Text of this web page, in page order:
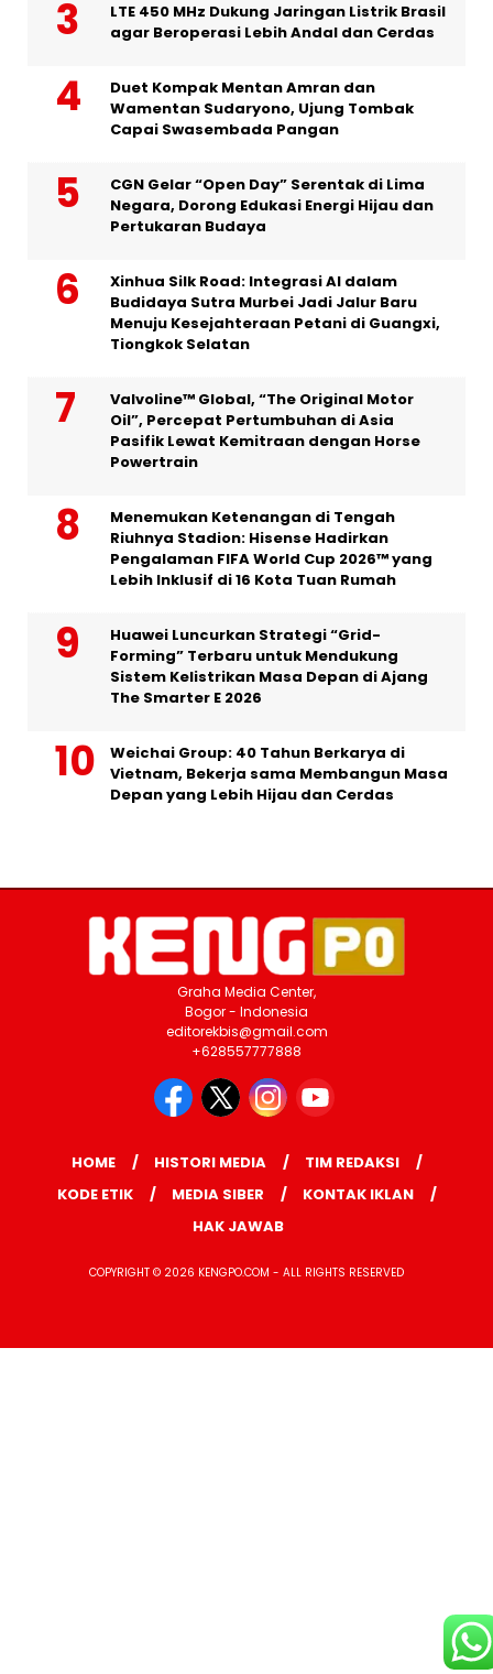
LTE 450 MHz Dukung Jaringan Listrik Brasil
agar Beroperasi Lebih Andal dan Cerdas
Duet Kompak Mentan Amran dan
Wamentan Sudaryono, Ujung Tombak
Capai Swasembada Pangan
CGN Gelar “Open Day” Serentak di Lima
Negara, Dorong Edukasi Energi Hijau dan
Pertukaran Budaya
Xinhua Silk Road: Integrasi AI dalam
Budidaya Sutra Murbei Jadi Jalur Baru
Menuju Kesejahteraan Petani di Guangxi,
Tiongkok Selatan
Valvoline™ Global, “The Original Motor
Oil”, Percepat Pertumbuhan di Asia
Pasifik Lewat Kemitraan dengan Horse
Powertrain
Menemukan Ketenangan di Tengah
Riuhnya Stadion: Hisense Hadirkan
Pengalaman FIFA World Cup 2026™ yang
Lebih Inklusif di 16 Kota Tuan Rumah
Huawei Luncurkan Strategi “Grid-
Forming” Terbaru untuk Mendukung
Sistem Kelistrikan Masa Depan di Ajang
The Smarter E 2026
Weichai Group: 40 Tahun Berkarya di
Vietnam, Bekerja sama Membangun Masa
Depan yang Lebih Hijau dan Cerdas
Graha Media Center,
Bogor - Indonesia
editorekbis@gmail.com
+628557777888
HOME HISTORI MEDIA
TIM REDAKSI
KODE ETIK
MEDIA SIBER
KONTAK IKLAN
HAK JAWAB
COPYRIGHT © 2026 KENGPO.COM - ALL RIGHTS RESERVED